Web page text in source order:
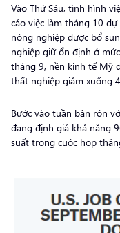
Vào Thứ Sáu, tình hình
cáo việc làm tháng 10
nông nghiệp được bổ
nghiệp giữ ổn định ở
tháng 9, nền kinh tế Mỹ
thất nghiệp giảm xuống
Bước vào tuần bận rộn
đang định giá khả năng
suất trong cuộc họp